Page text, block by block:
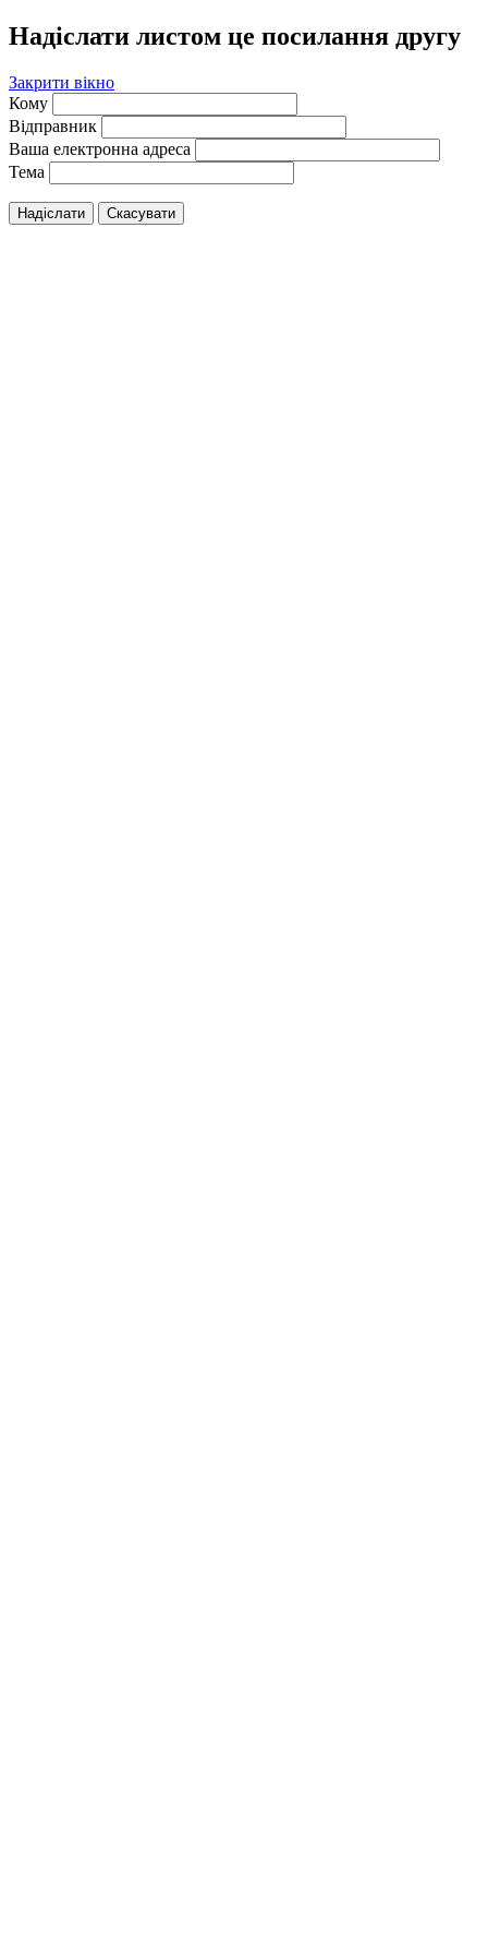
Надіслати листом це посилання другу
Закрити вікно
Кому
Відправник
Ваша електронна адреса
Тема
Надіслати Скасувати